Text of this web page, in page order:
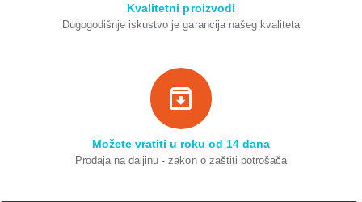
Kvalitetni proizvodi
Dugogodišnje iskustvo je garancija našeg kvaliteta
Možete vratiti u roku od 14 dana
Prodaja na daljinu - zakon o zaštiti potrošača